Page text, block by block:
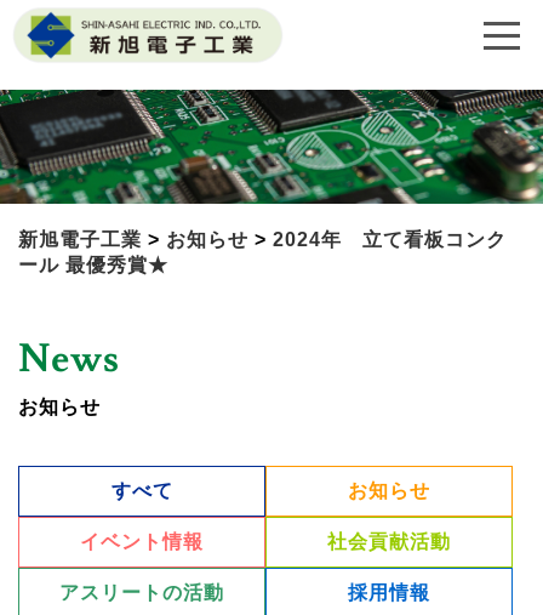
新旭電子工業 > お知らせ > 2024年 立て看板コンク
ール 最優秀賞★
News
お知らせ
すべて お知らせ
イベント情報 社会貢献活動
アスリートの活動 採用情報